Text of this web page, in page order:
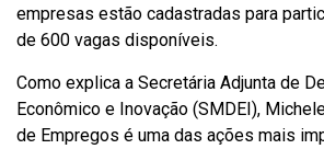
empresas estão cadastradas para
de 600 vagas disponíveis.
Como explica a Secretária Adjunta de
Econômico e Inovação (SMDEI),
de Empregos é uma das ações mais